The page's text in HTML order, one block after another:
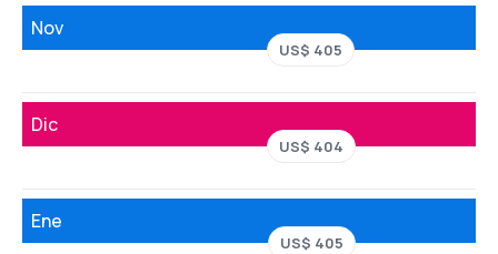
Nov
US$ 405
Dic
US$ 404
Ene
US$ 405